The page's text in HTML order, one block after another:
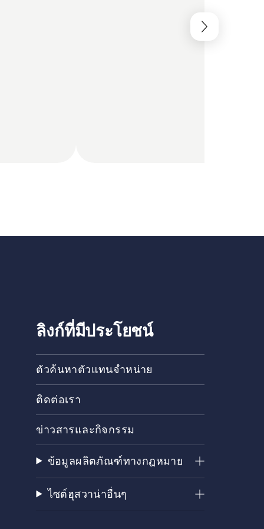
ลิงก์ที่มีประโยชน์
ตัวค้นหาตัวแทนจำหน่าย
ติดต่อเรา
ข่าวสารและกิจกรรม
ข้อมูลผลิตภัณฑ์ทางกฎหมาย
ไซต์ฮุสวาน่าอื่นๆ